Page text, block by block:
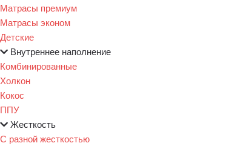
Матрасы премиум
Матрасы эконом
Детские
Внутреннее наполнение
Комбинированные
Холкон
Кокос
ППУ
Жесткость
С разной жесткостью